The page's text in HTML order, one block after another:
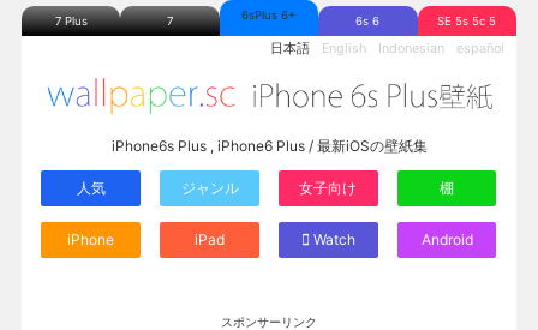
7 Plus 7 6sPlus 6+ 6s 6 SE 5s 5c 5
日本語 English Indonesian español
iPhone6s Plus , iPhone6 Plus / 最新iOSの壁紙集
人気 ジャンル 女子向け 棚
iPhone iPad Watch Android
スポンサーリンク